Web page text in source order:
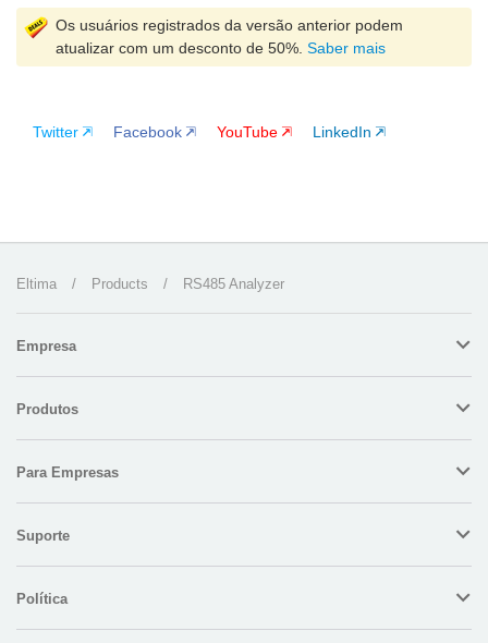
Os usuários registrados da versão anterior podem
atualizar com um desconto de 50%. Saber mais
Twitter Facebook YouTube LinkedIn
Eltima / Products / RS485 Analyzer
Empresa
Produtos
Para Empresas
Suporte
Política